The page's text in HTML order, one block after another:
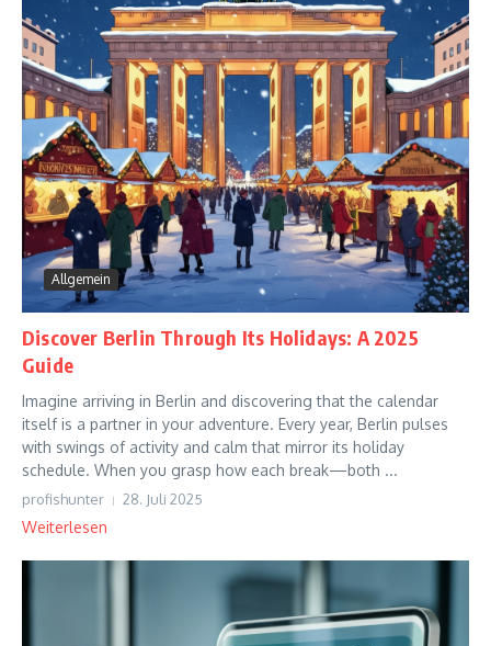
Allgemein
Discover Berlin Through Its Holidays: A 2025
Guide
Imagine arriving in Berlin and discovering that the calendar
itself is a partner in your adventure. Every year, Berlin pulses
with swings of activity and calm that mirror its holiday
schedule. When you grasp how each break—both ...
profishunter 28. Juli 2025
Weiterlesen